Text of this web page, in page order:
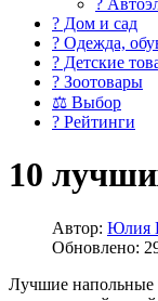
? Дом и сад
? Одежда,
? Детские
? Зоотовары
⚖ Выбор
? Рейтинги
10
Автор: Юлия
Обновлено:
Лучшие напольные